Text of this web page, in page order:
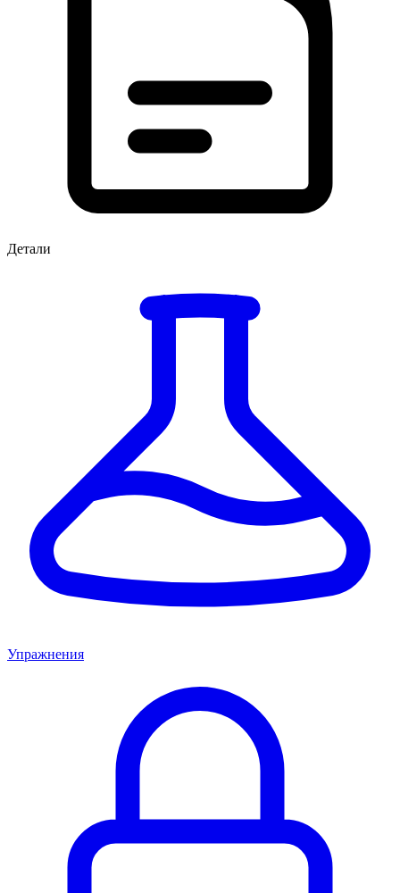
Детали
Упражнения